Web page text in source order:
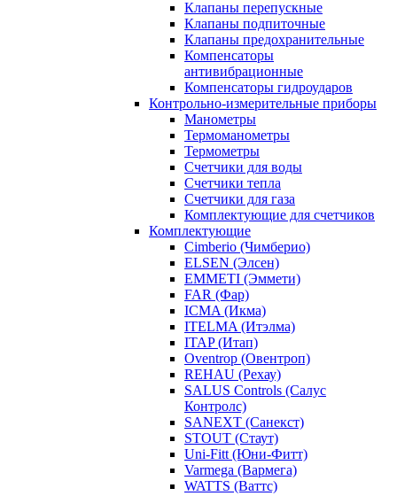
Клапаны перепускные
Клапаны подпиточные
Клапаны предохранительные
Компенсаторы
антивибрационные
Компенсаторы гидроударов
Контрольно-измерительные приборы
Манометры
Термоманометры
Термометры
Счетчики для воды
Счетчики тепла
Счетчики для газа
Комплектующие для счетчиков
Комплектующие
Cimberio (Чимберио)
ELSEN (Элсен)
EMMETI (Эммети)
FAR (Фар)
ICMA (Икма)
ITELMA (Итэлма)
ITAP (Итап)
Oventrop (Овентроп)
REHAU (Рехау)
SALUS Controls (Салус
Контролс)
SANEXT (Санекст)
STOUT (Стаут)
Uni-Fitt (Юни-Фитт)
Varmega (Вармега)
WATTS (Ваттс)